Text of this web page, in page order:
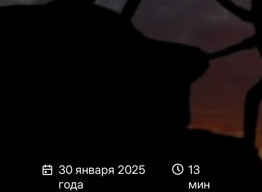
30 января 2025
года
13
мин